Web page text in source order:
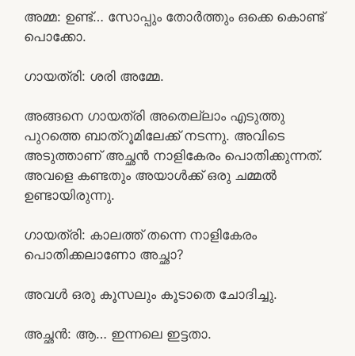
അമ്മ: ഉണ്ട്… സോപ്പും തോർത്തും ഒക്കെ കൊണ്ട്
പൊക്കോ.
ഗായത്രി: ശരി അമ്മേ.
അങ്ങനെ ഗായത്രി അതെല്ലാം എടുത്തു
പുറത്തെ ബാത്‌റൂമിലേക്ക് നടന്നു. അവിടെ
അടുത്താണ് അച്ഛൻ നാളികേരം പൊതിക്കുന്നത്.
അവളെ കണ്ടതും അയാൾക്ക് ഒരു ചമ്മൽ
ഉണ്ടായിരുന്നു.
ഗായത്രി: കാലത്ത് തന്നെ നാളികേരം
പൊതിക്കലാണോ അച്ഛാ?
അവൾ ഒരു കൂസലും കൂടാതെ ചോദിച്ചു.
അച്ഛൻ: ആ… ഇന്നലെ ഇട്ടതാ.